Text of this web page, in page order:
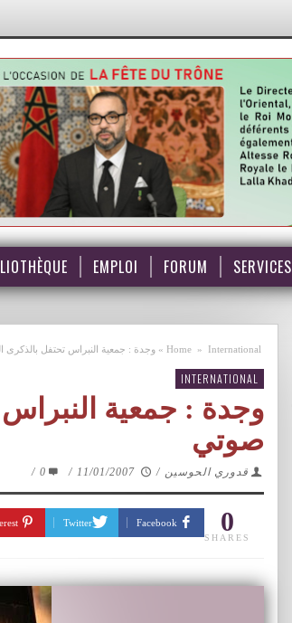
EMPLOI FORUM SERVICES
Home » International
» وجدة : جمعية النبراس تحتفل
INTERNATIONAL
وجدة : جمعية
صوتي
قدوري الحوسين /
11/01/2007
/
0
/
0
SHARES
Facebook
Twitter